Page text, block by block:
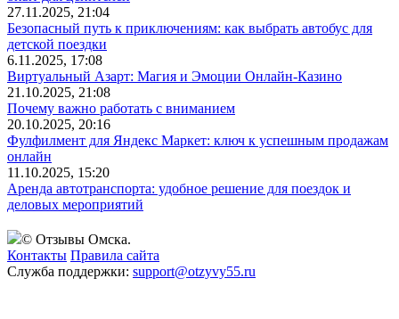
27.11.2025, 21:04
Безопасный путь к приключениям: как выбрать автобус для
детской поездки
6.11.2025, 17:08
Виртуальный Азарт: Магия и Эмоции Онлайн-Казино
21.10.2025, 21:08
Почему важно работать с вниманием
20.10.2025, 20:16
Фулфилмент для Яндекс Маркет: ключ к успешным продажам
онлайн
11.10.2025, 15:20
Аренда автотранспорта: удобное решение для поездок и
деловых мероприятий
© Отзывы Омска.
Контакты Правила сайта
Служба поддержки: support@otzyvy55.ru